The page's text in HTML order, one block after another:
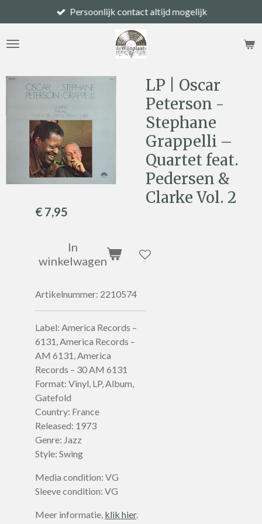
direct
naar
Persoonlijk contact altijd mogelijk
LP | Oscar
Peterson -
Stephane
Grappelli –
Quartet feat.
Pedersen &
Clarke Vol. 2
€ 7,95
In
winkelwagen
Artikelnummer: 2210574
Label: America Records –
6131, America Records –
AM 6131, America
Records – 30 AM 6131
Format: Vinyl, LP, Album,
Gatefold
Country: France
Released: 1973
Genre: Jazz
Style: Swing
Media condition: VG
Sleeve condition: VG
Meer informatie, klik hier.